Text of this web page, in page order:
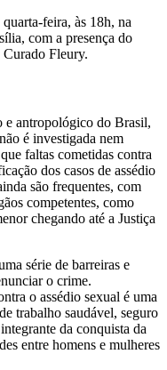
feira, às 18h, na
com a presença do
Fleury.
antropológico do Brasil,
é investigada nem
faltas cometidas contra
dos casos de assédio
são frequentes, com
competentes, como
chegando até a Justiça
série de barreiras e
o crime.
o assédio sexual é uma
trabalho saudável, seguro
da conquista da
entre homens e mulheres